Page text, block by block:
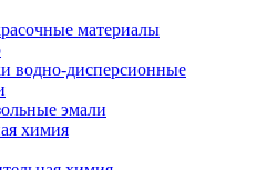
материалы
водно-дисперсионные
эмали
химия